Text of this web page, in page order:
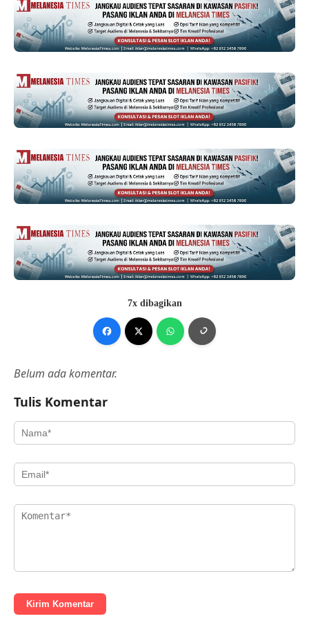
7x dibagikan
Belum ada komentar.
Tulis Komentar
Kirim Komentar